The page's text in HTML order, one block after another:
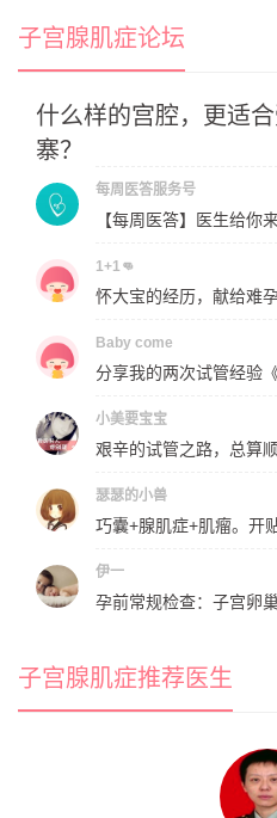
子宫腺肌症论坛
什么样的宫腔，更适
寨？
每周医答服务号
1+1👊
怀大宝的经历，献给难
Baby come
分享我的两次试管经验《
小美要宝宝
艰辛的试管之路，总算
瑟瑟的小兽
巧囊+腺肌症+肌瘤。开
伊一
孕前常规检查：子宫卵
子宫腺肌症推荐医生